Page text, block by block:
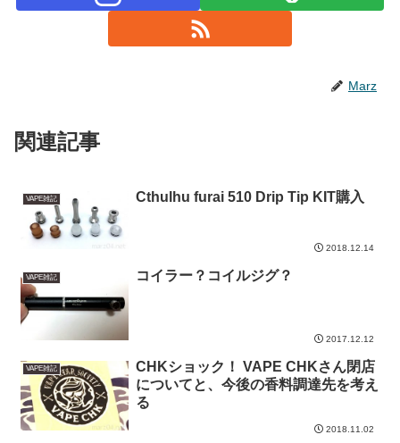
Marz
関連記事
VAPE雑記 Cthulhu furai 510 Drip Tip KIT購入
2018.12.14
VAPE雑記 コイラー？コイルジグ？
2017.12.12
VAPE雑記
CHKショック！ VAPE CHKさん閉店
についてと、今後の香料調達先を考え
る
2018.11.02